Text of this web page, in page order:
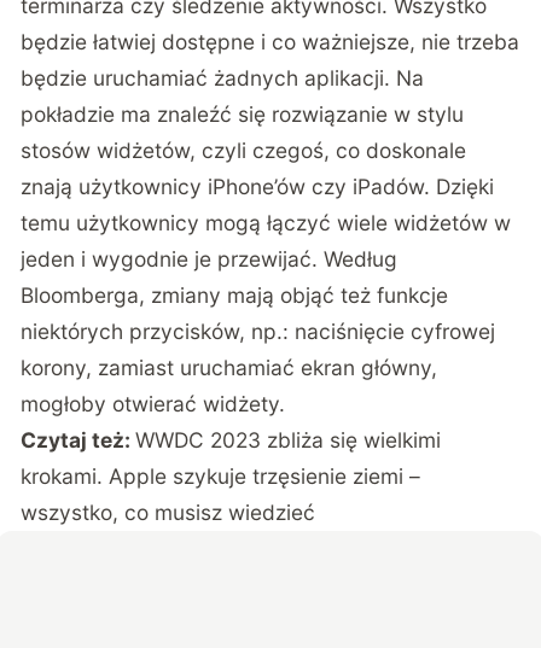
terminarza czy śledzenie aktywności. Wszystko
będzie łatwiej dostępne i co ważniejsze, nie trzeba
będzie uruchamiać żadnych aplikacji. Na
pokładzie ma znaleźć się rozwiązanie w stylu
stosów widżetów, czyli czegoś, co doskonale
znają użytkownicy iPhone’ów czy iPadów. Dzięki
temu użytkownicy mogą łączyć wiele widżetów w
jeden i wygodnie je przewijać. Według
Bloomberga, zmiany mają objąć też funkcje
niektórych przycisków, np.: naciśnięcie cyfrowej
korony, zamiast uruchamiać ekran główny,
mogłoby otwierać widżety.
Czytaj też:WWDC 2023 zbliża się wielkimi
krokami. Apple szykuje trzęsienie ziemi –
wszystko, co musisz wiedzieć